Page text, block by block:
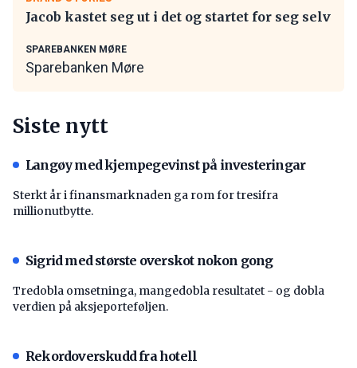
Jacob kastet seg ut i det og startet for seg selv
SPAREBANKEN MØRE
Sparebanken Møre
Siste nytt
Langøy med kjempegevinst på investeringar
Sterkt år i finansmarknaden ga rom for tresifra
millionutbytte.
Sigrid med største overskot nokon gong
Tredobla omsetninga, mangedobla resultatet - og dobla
verdien på aksjeporteføljen.
Rekordoverskudd fra hotell